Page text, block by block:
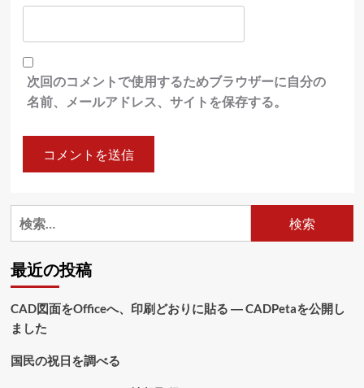
次回のコメントで使用するためブラウザーに自分の
名前、メールアドレス、サイトを保存する。
検
索:
最近の投稿
CAD図面をOfficeへ、印刷どおりに貼る ― CADPetaを公開し
ました
国民の祝日を調べる